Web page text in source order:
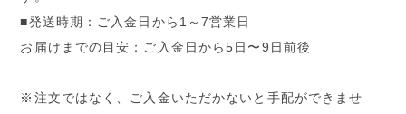
■発送時期：ご入金日から1～7営業日
お届けまでの目安：ご入金日から5日〜9日前後
※注文ではなく、ご入金いただかないと手配ができませ